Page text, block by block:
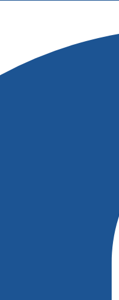
was waren die
Erholung und
haben wir erste